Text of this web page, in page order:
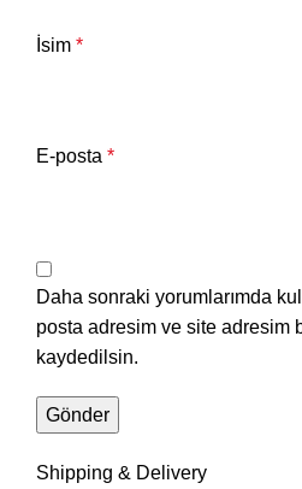
İsim *
E-posta *
Daha sonraki yorumlarımda
posta adresim ve site adresim
kaydedilsin.
Shipping & Delivery